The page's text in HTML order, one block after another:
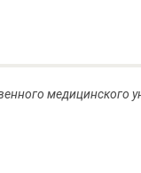
медицинского